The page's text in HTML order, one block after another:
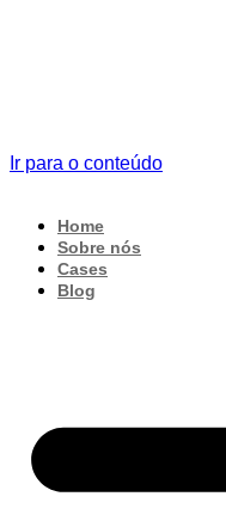
Ir para o conteúdo
Home
Sobre nós
Cases
Blog